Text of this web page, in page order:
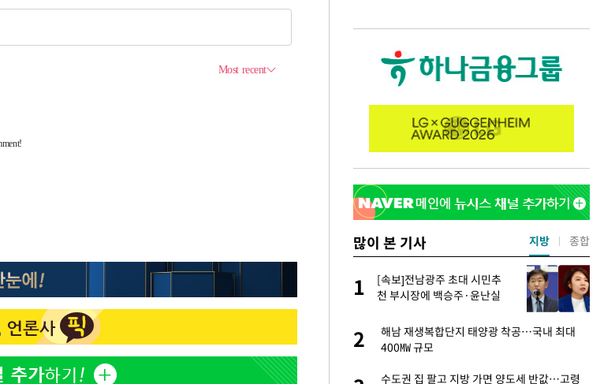
많이 본 기사
황기순 "원정 도박으로 전 재
산 잃고 필리핀 도피"
2
었는데…"
정부, 전 산업에 'AI 옷' 입힌다…AI 로봇 연
1
[속보]전남광주 초대 시민추
천 부시장에 백승주·윤난실
2
해남 재생복합단지 태양광 착공…국내 최대
400㎿ 규모
수도권 집 팔고 지방 가면 양도세 반값…고령
지방 종합